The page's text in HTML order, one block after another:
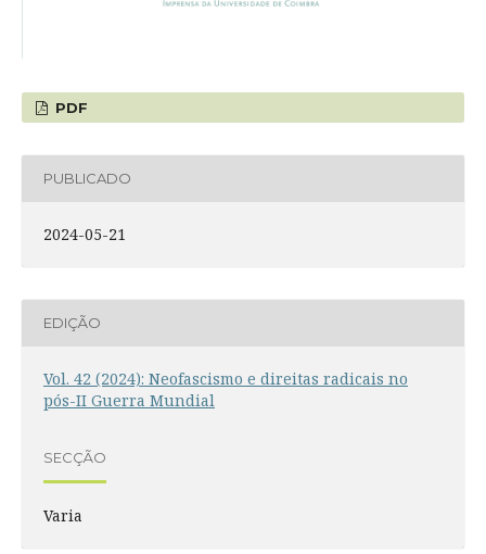
PDF
PUBLICADO
2024-05-21
EDIÇÃO
Vol. 42 (2024): Neofascismo e direitas radicais no
pós-II Guerra Mundial
SECÇÃO
Varia